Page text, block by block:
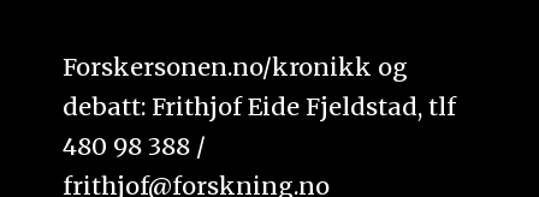
Forskersonen.no/kronikk og
debatt: Frithjof Eide Fjeldstad, tlf
480 98 388 /
frithjof@forskning.no